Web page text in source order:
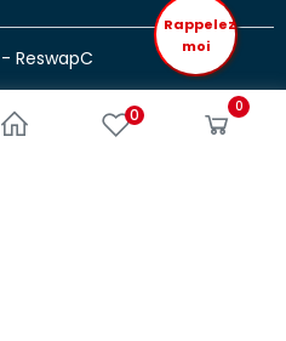
0 0
ReswapC
Rappelez
moi